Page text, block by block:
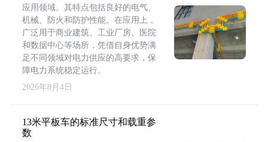
应用领域。其特点包括良好的电气、
机械、防火和防护性能。在应用上，
广泛用于商业建筑、工业厂房、医院
和数据中心等场所，凭借自身优势满
足不同领域对电力供应的高要求，保
障电力系统稳定运行。
2026年8月4日
13米平板车的标准尺寸和载重参
数